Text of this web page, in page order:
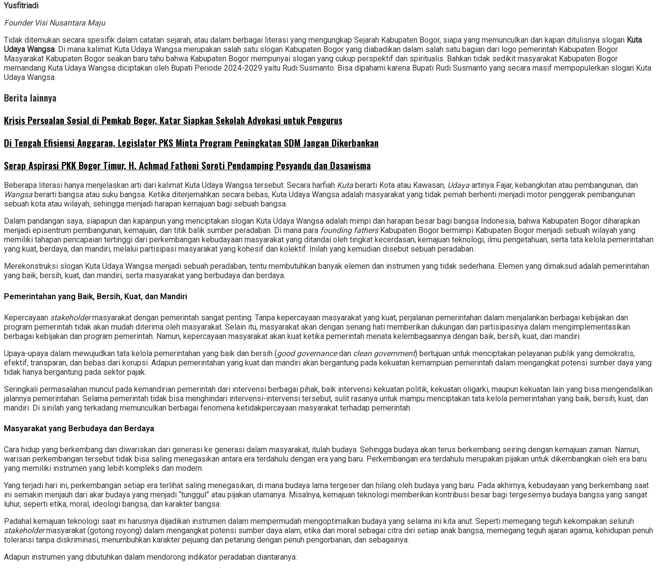
Yusfitriadi
Founder Visi Nusantara Maju
Tidak ditemukan secara spesifik dalam catatan sejarah, atau dalam berbagai literasi yang mengungkap Sejarah Kabupaten Bogor, siapa yang memunculkan dan kapan ditulisnya slogan Kuta
Udaya Wangsa. Di mana kalimat Kuta Udaya Wangsa merupakan salah satu slogan Kabupaten Bogor yang diabadikan dalam salah satu bagian dari logo pemerintah Kabupaten Bogor.
Masyarakat Kabupaten Bogor seakan baru tahu bahwa Kabupaten Bogor mempunyai slogan yang cukup perspektif dan spiritualis. Bahkan tidak sedikit masyarakat Kabupaten Bogor
memandang Kuta Udaya Wangsa diciptakan oleh Bupati Periode 2024-2029 yaitu Rudi Susmanto. Bisa dipahami karena Bupati Rudi Susmanto yang secara masif mempopulerkan slogan Kuta
Udaya Wangsa.
Berita lainnya
Krisis Persoalan Sosial di Pemkab Bogor, Katar Siapkan Sekolah Advokasi untuk Pengurus
Di Tengah Efisiensi Anggaran, Legislator PKS Minta Program Peningkatan SDM Jangan Dikorbankan
Serap Aspirasi PKK Bogor Timur, H. Achmad Fathoni Soroti Pendamping Posyandu dan Dasawisma
Beberapa literasi hanya menjelaskan arti dari kalimat Kuta Udaya Wangsa tersebut. Secara harfiah Kuta berarti Kota atau Kawasan, Udaya artinya Fajar, kebangkitan atau pembangunan, dan
Wangsa berarti bangsa atau suku bangsa. Ketika diterjemahkan secara bebas, Kuta Udaya Wangsa adalah masyarakat yang tidak pernah berhenti menjadi motor penggerak pembangunan
sebuah kota atau wilayah, sehingga menjadi harapan kemajuan bagi sebuah bangsa.
Dalam pandangan saya, siapapun dan kapanpun yang menciptakan slogan Kuta Udaya Wangsa adalah mimpi dan harapan besar bagi bangsa Indonesia, bahwa Kabupaten Bogor diharapkan
menjadi episentrum pembangunan, kemajuan, dan titik balik sumber peradaban. Di mana para founding fathersKabupaten Bogor bermimpi Kabupaten Bogor menjadi sebuah wilayah yang
memiliki tahapan pencapaian tertinggi dari perkembangan kebudayaan masyarakat yang ditandai oleh tingkat kecerdasan, kemajuan teknologi, ilmu pengetahuan, serta tata kelola pemerintahan
yang kuat, berdaya, dan mandiri, melalui partisipasi masyarakat yang kohesif dan kolektif. Inilah yang kemudian disebut sebuah peradaban.
Merekonstruksi slogan Kuta Udaya Wangsa menjadi sebuah peradaban, tentu membutuhkan banyak elemen dan instrumen yang tidak sederhana. Elemen yang dimaksud adalah pemerintahan
yang baik, bersih, kuat, dan mandiri, serta masyarakat yang berbudaya dan berdaya.
Pemerintahan yang Baik, Bersih, Kuat, dan Mandiri
Kepercayaan stakeholdermasyarakat dengan pemerintah sangat penting. Tanpa kepercayaan masyarakat yang kuat, perjalanan pemerintahan dalam menjalankan berbagai kebijakan dan
program pemerintah tidak akan mudah diterima oleh masyarakat. Selain itu, masyarakat akan dengan senang hati memberikan dukungan dan partisipasinya dalam mengimplementasikan
berbagai kebijakan dan program pemerintah. Namun, kepercayaan masyarakat akan kuat ketika pemerintah menata kelembagaannya dengan baik, bersih, kuat, dan mandiri.
Upaya-upaya dalam mewujudkan tata kelola pemerintahan yang baik dan bersih (good governancedan clean government) bertujuan untuk menciptakan pelayanan publik yang demokratis,
efektif, transparan, dan bebas dari korupsi. Adapun pemerintahan yang kuat dan mandiri akan bergantung pada kekuatan kemampuan pemerintah dalam mengangkat potensi sumber daya yang
tidak hanya bergantung pada sektor pajak.
Seringkali permasalahan muncul pada kemandirian pemerintah dari intervensi berbagai pihak, baik intervensi kekuatan politik, kekuatan oligarki, maupun kekuatan lain yang bisa mengendalikan
jalannya pemerintahan. Selama pemerintah tidak bisa menghindari intervensi-intervensi tersebut, sulit rasanya untuk mampu menciptakan tata kelola pemerintahan yang baik, bersih, kuat, dan
mandiri. Di sinilah yang terkadang memunculkan berbagai fenomena ketidakpercayaan masyarakat terhadap pemerintah.
Masyarakat yang Berbudaya dan Berdaya
Cara hidup yang berkembang dan diwariskan dari generasi ke generasi dalam masyarakat, itulah budaya. Sehingga budaya akan terus berkembang seiring dengan kemajuan zaman. Namun,
warisan perkembangan tersebut tidak bisa saling menegasikan antara era terdahulu dengan era yang baru. Perkembangan era terdahulu merupakan pijakan untuk dikembangkan oleh era baru
yang memiliki instrumen yang lebih kompleks dan modern.
Yang terjadi hari ini, perkembangan setiap era terlihat saling menegasikan, di mana budaya lama tergeser dan hilang oleh budaya yang baru. Pada akhirnya, kebudayaan yang berkembang saat
ini semakin menjauh dari akar budaya yang menjadi “tunggul” atau pijakan utamanya. Misalnya, kemajuan teknologi memberikan kontribusi besar bagi tergesernya budaya bangsa yang sangat
luhur, seperti etika, moral, ideologi bangsa, dan karakter bangsa.
Padahal kemajuan teknologi saat ini harusnya dijadikan instrumen dalam mempermudah mengoptimalkan budaya yang selama ini kita anut. Seperti memegang teguh kekompakan seluruh
stakeholdermasyarakat (gotong royong) dalam mengangkat potensi sumber daya alam, etika dan moral sebagai citra diri setiap anak bangsa, memegang teguh ajaran agama, kehidupan penuh
toleransi tanpa diskriminasi, menumbuhkan karakter pejuang dan petarung dengan penuh pengorbanan, dan sebagainya.
Adapun instrumen yang dibutuhkan dalam mendorong indikator peradaban diantaranya: